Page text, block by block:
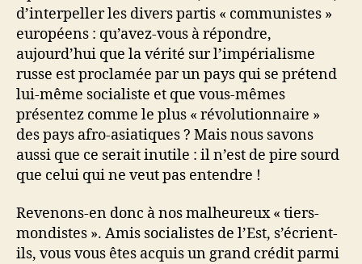
d’interpeller les divers partis « communistes »
européens : qu’avez-vous à répondre,
aujourd’hui que la vérité sur l’impérialisme
russe est proclamée par un pays qui se prétend
lui-même socialiste et que vous-mêmes
présentez comme le plus « révolutionnaire »
des pays afro-asiatiques ? Mais nous savons
aussi que ce serait inutile : il n’est de pire sourd
que celui qui ne veut pas entendre !
Revenons-en donc à nos malheureux « tiers-
mondistes ». Amis socialistes de l’Est, s’écrient-
ils, vous vous êtes acquis un grand crédit parmi